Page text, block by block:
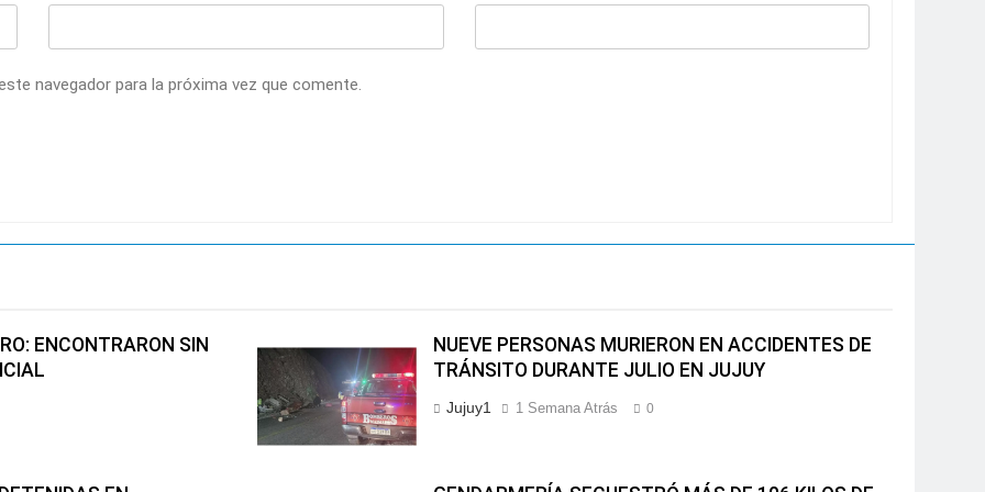
navegador para la próxima vez que comente.
ENCONTRARON SIN
NUEVE PERSONAS MURIERON EN ACCIDENTES DE
TRÁNSITO DURANTE JULIO EN JUJUY
Jujuy1 1 Semana Atrás 0